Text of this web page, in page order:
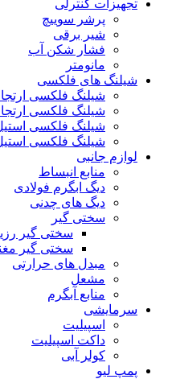
تجهیزات کنترلی
پرشر سوییچ
شیر برقی
فشار شکن آب
مانومتر
شیلنگ های فلکسی
شیلنگ فلکسی
شیلنگ فلکسی
شیلنگ فلکسی
شیلنگ فلکسی
لوازم جانبی
منابع انبساط
دیگ ابگرم فولادی
دیگ های چدنی
سختی گیر
سختی گیر
سختی گیر
مبدل های حرارتی
مشعل
منابع آبگرم
سرمایشی
اسپیلیت
داکت اسپیلیت
کولر آبی
پمپ لیو